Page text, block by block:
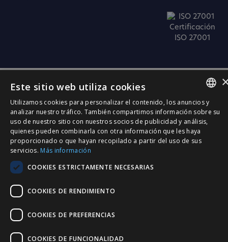
Certificación
ISO 27001
SPANISH
CATALÀ
ENGLISH
Este sitio web utiliza cookies
Utilizamos cookies para personalizar el contenido, los anuncios y
analizar nuestro tráfico. También compartimos información sobre su
uso de nuestro sitio con nuestros socios de publicidad y análisis,
quienes pueden combinarla con otra información que les haya
proporcionado o que hayan recopilado a partir del uso de sus
servicios. Más información
COOKIES ESTRICTAMENTE NECESARIAS
COOKIES DE RENDIMIENTO
COOKIES DE PREFERENCIAS
COOKIES DE FUNCIONALIDAD